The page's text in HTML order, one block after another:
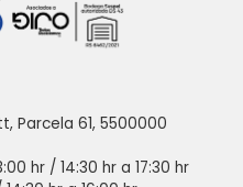
Parcela 61, 5500000
hr / 14:30 hr a 17:30 hr